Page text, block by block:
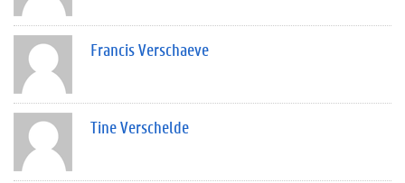
Francis Verschaeve
Tine Verschelde